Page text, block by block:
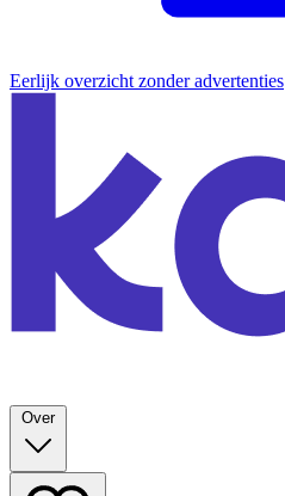
Eerlijk overzicht zonder advertenties
Over